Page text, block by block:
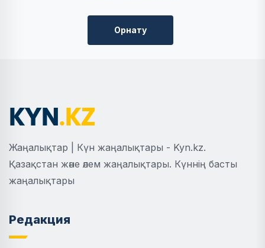
Орнату
Жаңалықтар | Күн жаңалықтары - Kyn.kz.
Қазақстан және әлем жаңалықтары. Күннің басты
жаңалықтары
Редакция